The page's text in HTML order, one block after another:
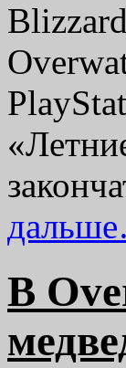
В